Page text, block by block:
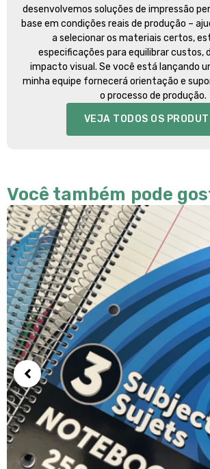
desenvolvemos soluções de impressão
base em condições reais de produção –
a selecionar os materiais certos,
especificações para equilibrar custos,
impacto visual. Se você está lançando
minha equipe fornecerá orientação e
o processo de produção.
VEJA TODOS OS
Você também pode